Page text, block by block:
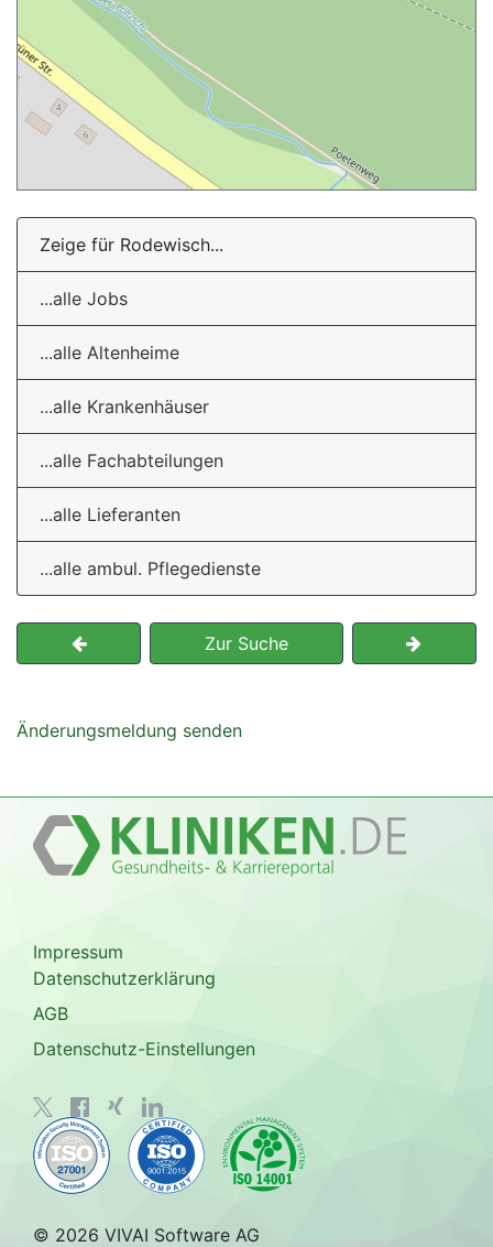
Zeige für Rodewisch...
...alle Jobs
...alle Altenheime
...alle Krankenhäuser
...alle Fachabteilungen
...alle Lieferanten
...alle ambul. Pflegedienste
Zur Suche
Änderungsmeldung senden
Impressum
Datenschutzerklärung
AGB
Datenschutz-Einstellungen
© 2026 VIVAI Software AG